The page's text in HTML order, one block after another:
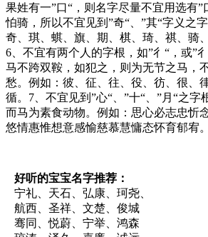
果姓有一”口“，则名字尽量不宜用选有”
怕骑，所以不宜见到”奇“、”其“字义之
奇、琪、蜞、旗、期、棋、琦、祺、骑
6、不宜有两个人的字根，如”彳“，或”
马不跨双鞍，如犯之，则为无节之马，
愁。例如：彼、征、往、役、彷、很、
循。7、不宜见到”心“、”十“、”月“之字
而马为素食动物。例如：思心必志忠忻
悠情惠惟想意感愉慈慕慧慵态怀育郁宥。
好听的宝宝名字推荐：
宁礼、天石、弘康、珂尧、
航西、圣祥、文楚、俊城
骞同、悦蔚、宁举、鸿森